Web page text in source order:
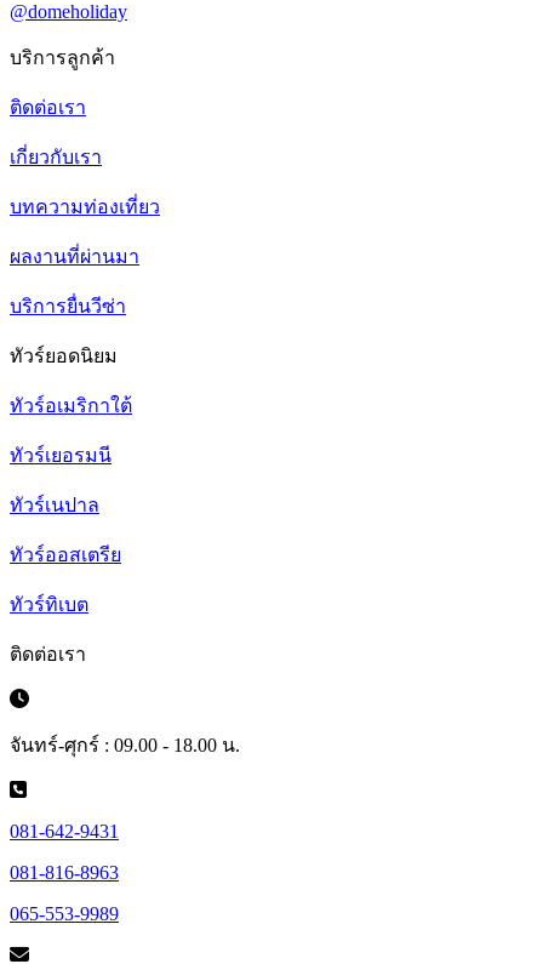
@domeholiday
บริการลูกค้า
ติดต่อเรา
เกี่ยวกับเรา
บทความท่องเที่ยว
ผลงานที่ผ่านมา
บริการยื่นวีซ่า
ทัวร์ยอดนิยม
ทัวร์อเมริกาใต้
ทัวร์เยอรมนี
ทัวร์เนปาล
ทัวร์ออสเตรีย
ทัวร์ทิเบต
ติดต่อเรา
จันทร์-ศุกร์ : 09.00 - 18.00 น.
081-642-9431
081-816-8963
065-553-9989